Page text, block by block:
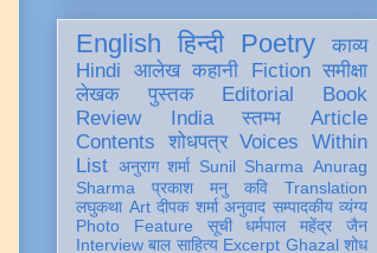
English हिन्दी Poetry
काव्य
Hindi
आलेख कहानी Fiction समीक्षा
लेखक
पुस्तक Editorial
Book
Review
India स्तम्भ
Article
Contents
शोधपत्र Voices Within
List अनुराग शर्मा Sunil Sharma Anurag
Sharma
प्रकाश मनु कवि
Translation
लघुकथा Art दीपक शर्मा अनुवाद सम्पादकीय व्यंग्य
Photo Feature
सूची
धर्मपाल महेंद्र जैन
Interview बाल साहित्य Excerpt Ghazal शोध